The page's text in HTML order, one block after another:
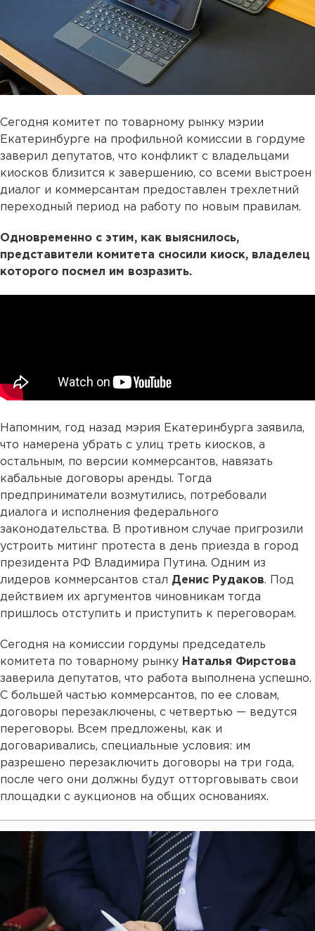
Сегодня комитет по товарному рынку мэрии
Екатеринбурге на профильной комиссии в гордуме
заверил депутатов, что конфликт с владельцами
киосков близится к завершению, со всеми выстроен
диалог и коммерсантам предоставлен трехлетний
переходный период на работу по новым правилам.
Одновременно с этим, как выяснилось,
представители комитета сносили киоск, владелец
которого посмел им возразить.
Напомним, год назад мэрия Екатеринбурга заявила,
что намерена убрать с улиц треть киосков, а
остальным, по версии коммерсантов, навязать
кабальные договоры аренды. Тогда
предприниматели возмутились, потребовали
диалога и исполнения федерального
законодательства. В противном случае пригрозили
устроить митинг протеста в день приезда в город
президента РФ Владимира Путина. Одним из
лидеров коммерсантов стал Денис Рудаков. Под
действием их аргументов чиновникам тогда
пришлось отступить и приступить к переговорам.
Сегодня на комиссии гордумы председатель
комитета по товарному рынку Наталья Фирстова
заверила депутатов, что работа выполнена успешно.
С большей частью коммерсантов, по ее словам,
договоры перезаключены, с четвертью — ведутся
переговоры. Всем предложены, как и
договаривались, специальные условия: им
разрешено перезаключить договоры на три года,
после чего они должны будут отторговывать свои
площадки с аукционов на общих основаниях.